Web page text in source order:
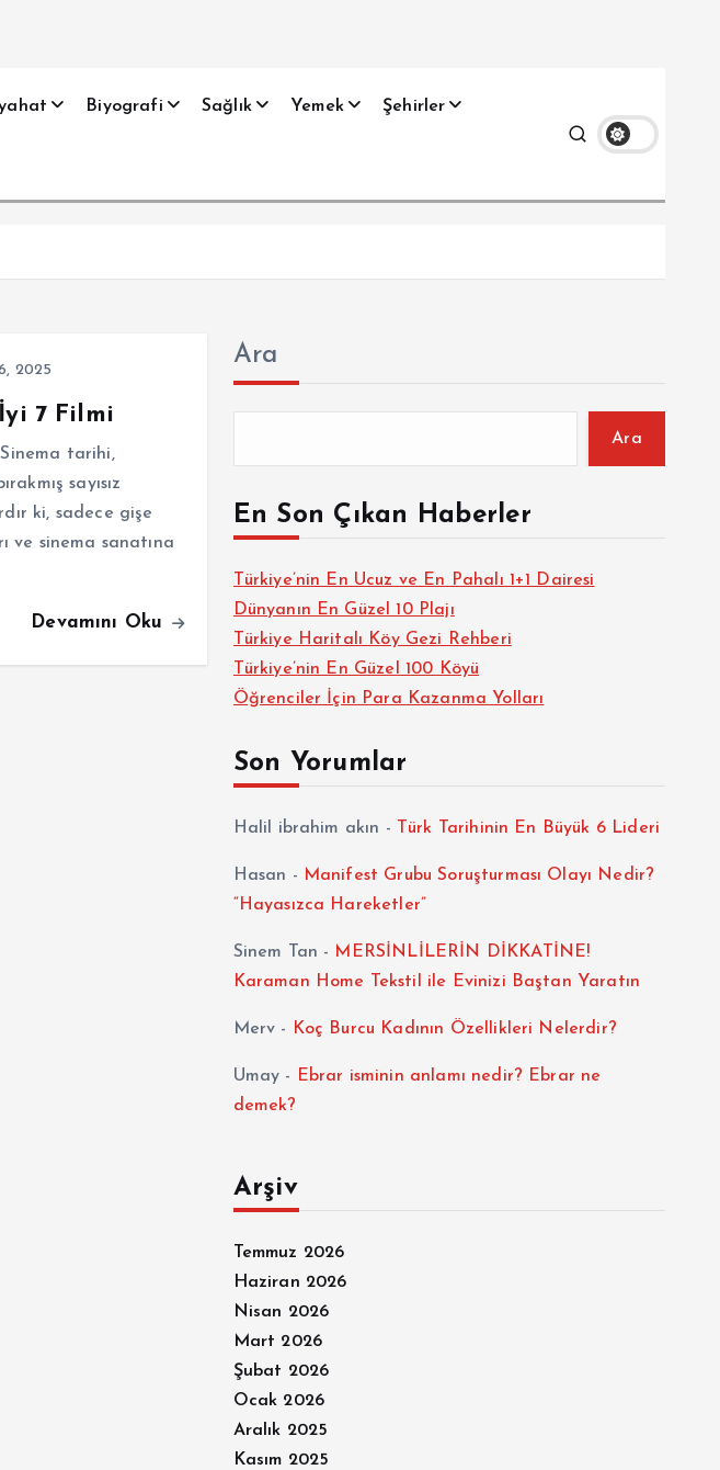
Biyografi Sağlık Yemek Şehirler
2025
7 Filmi
tarihi,
sayısız
ki, sadece gişe
ve sinema sanatına
Devamını Oku
Ara
Ara
En Son Çıkan Haberler
Türkiye’nin En Ucuz ve En Pahalı 1+1 Dairesi
Dünyanın En Güzel 10 Plajı
Türkiye Haritalı Köy Gezi Rehberi
Türkiye’nin En Güzel 100 Köyü
Öğrenciler İçin Para Kazanma Yolları
Son Yorumlar
Halil ibrahim akın - Türk Tarihinin En Büyük 6 Lideri
Hasan - Manifest Grubu Soruşturması Olayı Nedir?
“Hayasızca Hareketler”
Sinem Tan - MERSİNLİLERİN DİKKATİNE!
Karaman Home Tekstil ile Evinizi Baştan Yaratın
Merv - Koç Burcu Kadının Özellikleri Nelerdir?
Umay -
Ebrar isminin anlamı nedir? Ebrar ne
demek?
Arşiv
Temmuz 2026
Haziran 2026
Nisan 2026
Mart 2026
Şubat 2026
Ocak 2026
Aralık 2025
Kasım 2025